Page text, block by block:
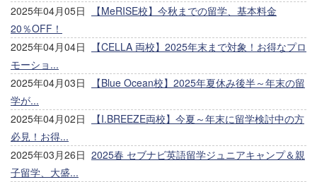
2025年04月05日
【MeRISE校】今秋までの留学、基本料金
20％OFF！
2025年04月04日
【CELLA 両校】2025年末まで対象！お得なプロ
モーショ...
2025年04月03日
【Blue Ocean校】2025年夏休み後半～年末の留
学が...
2025年04月02日
【I.BREEZE両校】今夏～年末に留学検討中の方
必見！お得...
2025年03月26日 2025春 セブナビ英語留学ジュニアキャンプ＆親
子留学、大盛...